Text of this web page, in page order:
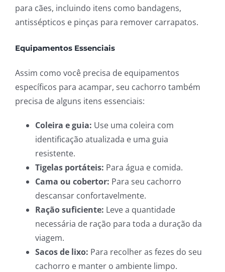
para cães, incluindo itens como bandagens,
antissépticos e pinças para remover carrapatos.
Equipamentos Essenciais
Assim como você precisa de equipamentos
específicos para acampar, seu cachorro também
precisa de alguns itens essenciais:
Coleira e guia: Use uma coleira com
identificação atualizada e uma guia
resistente.
Tigelas portáteis: Para água e comida.
Cama ou cobertor: Para seu cachorro
descansar confortavelmente.
Ração suficiente: Leve a quantidade
necessária de ração para toda a duração da
viagem.
Sacos de lixo: Para recolher as fezes do seu
cachorro e manter o ambiente limpo.